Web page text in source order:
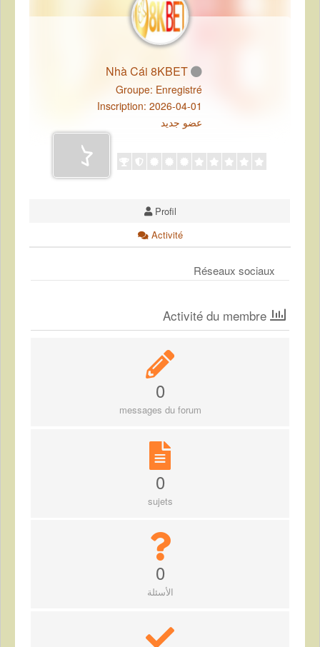
Nhà Cái 8KBET
Groupe: Enregistré
Inscription: 2026-04-01
عضو جديد
Profil
Activité
Réseaux sociaux
0
messages du forum
0
sujets
0
الأسئلة